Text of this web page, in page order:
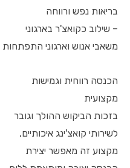
בריאות נפש ורווחה
– שילוב כקואצ'ר בארגוני
משאבי אנוש וארגוני התפתחות
הכנסה רווחית וגמישות
מקצועית
בזכות הביקוש ההולך וגובר
לשירותי קואצ'ינג איכותיים,
מקצוע זה מאפשר יצירת